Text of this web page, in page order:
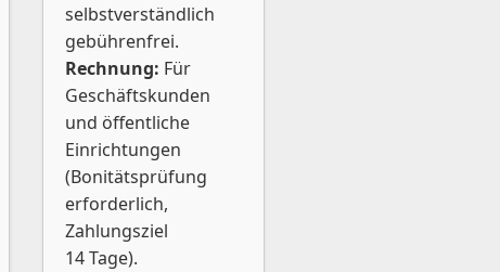
selbstverständlich
gebührenfrei.
Rechnung: Für
Geschäftskunden
und öffentliche
Einrichtungen
(Bonitätsprüfung
erforderlich,
Zahlungsziel
14 Tage).